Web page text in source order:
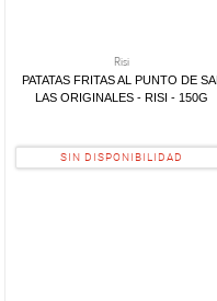
Risi
PATATAS FRITAS AL PUNTO DE SAL
LAS ORIGINALES - RISI - 150G
SIN DISPONIBILIDAD